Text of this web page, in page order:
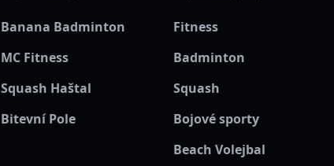
Banana Badminton
MC Fitness
Squash Haštal
Bitevní Pole
Fitness
Badminton
Squash
Bojové sporty
Beach Volejbal